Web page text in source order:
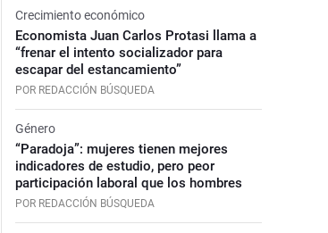
Crecimiento económico
Economista Juan Carlos Protasi llama a
“frenar el intento socializador para
escapar del estancamiento”
POR REDACCIÓN BÚSQUEDA
Género
“Paradoja”: mujeres tienen mejores
indicadores de estudio, pero peor
participación laboral que los hombres
POR REDACCIÓN BÚSQUEDA